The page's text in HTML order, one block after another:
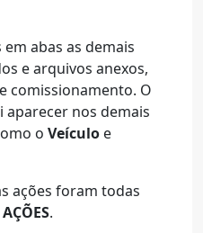
abas as demais
e arquivos anexos,
comissionamento. O
nos demais
o Veículo e
ações foram todas
AÇÕES.